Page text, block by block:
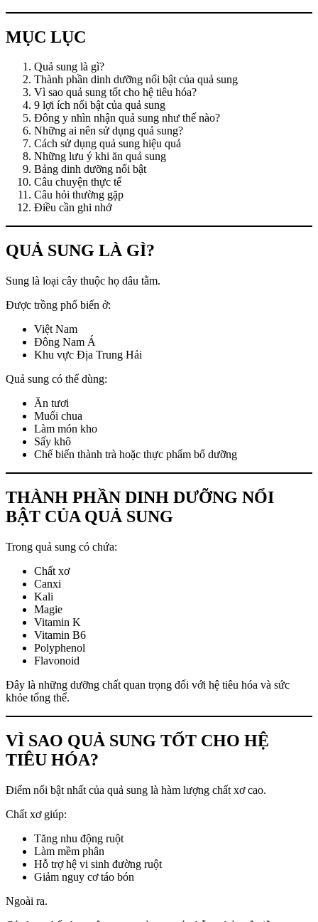
MỤC LỤC
Quả sung là gì?
Thành phần dinh dưỡng nổi bật của quả sung
Vì sao quả sung tốt cho hệ tiêu hóa?
9 lợi ích nổi bật của quả sung
Đông y nhìn nhận quả sung như thế nào?
Những ai nên sử dụng quả sung?
Cách sử dụng quả sung hiệu quả
Những lưu ý khi ăn quả sung
Bảng dinh dưỡng nổi bật
Câu chuyện thực tế
Câu hỏi thường gặp
Điều cần ghi nhớ
QUẢ SUNG LÀ GÌ?
Sung là loại cây thuộc họ dâu tằm.
Được trồng phổ biến ở:
Việt Nam
Đông Nam Á
Khu vực Địa Trung Hải
Quả sung có thể dùng:
Ăn tươi
Muối chua
Làm món kho
Sấy khô
Chế biến thành trà hoặc thực phẩm bổ dưỡng
THÀNH PHẦN DINH DƯỠNG NỔI
BẬT CỦA QUẢ SUNG
Trong quả sung có chứa:
Chất xơ
Canxi
Kali
Magie
Vitamin K
Vitamin B6
Polyphenol
Flavonoid
Đây là những dưỡng chất quan trọng đối với hệ tiêu hóa và sức
khỏe tổng thể.
VÌ SAO QUẢ SUNG TỐT CHO HỆ
TIÊU HÓA?
Điểm nổi bật nhất của quả sung là hàm lượng chất xơ cao.
Chất xơ giúp:
Tăng nhu động ruột
Làm mềm phân
Hỗ trợ hệ vi sinh đường ruột
Giảm nguy cơ táo bón
Ngoài ra.